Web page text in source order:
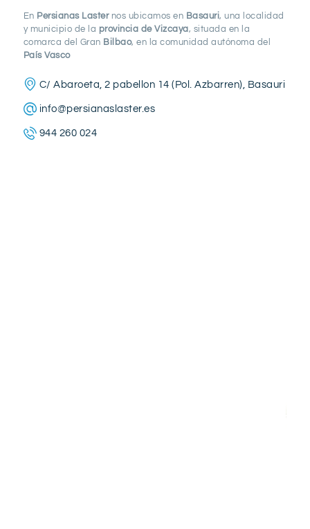
En Persianas Lasternos ubicamos en Basauri, una localidad
y municipio de la provincia de Vizcaya, situada en la
comarca del Gran Bilbao, en la comunidad autónoma del
País Vasco
C/ Abaroeta, 2 pabellon 14 (Pol. Azbarren), Basauri
info@persianaslaster.es
944 260 024